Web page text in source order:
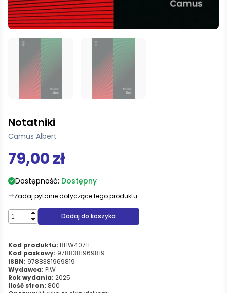
Notatniki
Camus Albert
79,00 zł
Dostępność: Dostępny
Zadaj pytanie dotyczące tego produktu
Dodaj do koszyka
Kod produktu: BHW40711
Kod paskowy: 9788381969819
ISBN: 9788381969819
Wydawca: PIW
Rok wydania: 2025
Ilość stron: 800